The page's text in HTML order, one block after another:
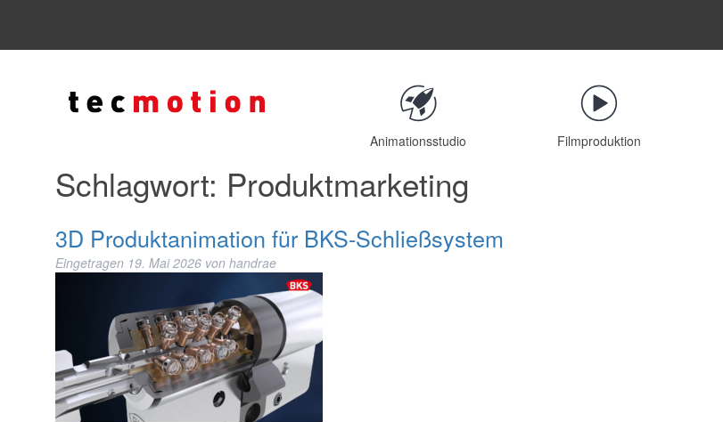
Animationsstudio Filmproduktion
Schlagwort: Produktmarketing
3D Produktanimation für BKS-Schließsystem
Eingetragen 19. Mai 2026 von handrae